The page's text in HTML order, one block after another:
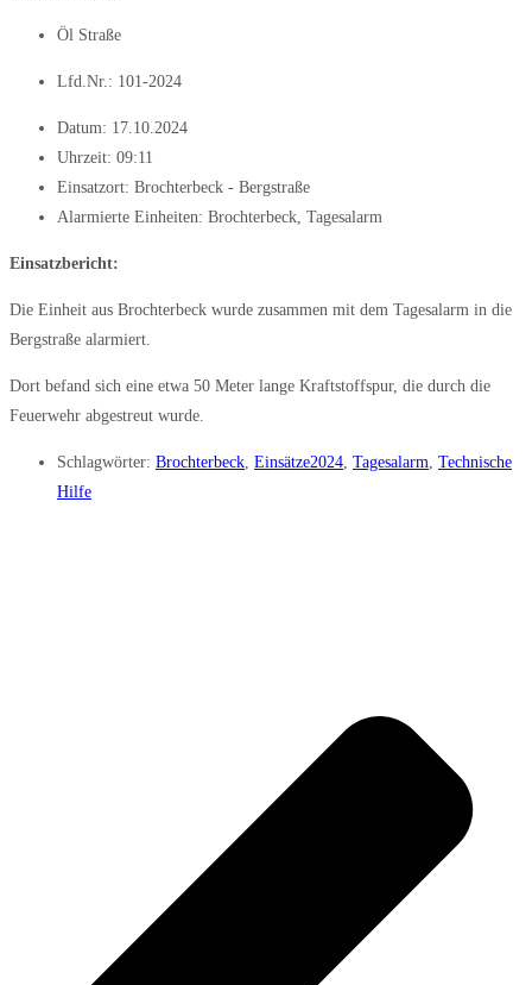
Öl Straße
Lfd.Nr.: 101-2024
Datum: 17.10.2024
Uhrzeit: 09:11
Einsatzort: Brochterbeck - Bergstraße
Alarmierte Einheiten: Brochterbeck, Tagesalarm
Einsatzbericht:
Die Einheit aus Brochterbeck wurde zusammen mit dem Tagesalarm in die
Bergstraße alarmiert.
Dort befand sich eine etwa 50 Meter lange Kraftstoffspur, die durch die
Feuerwehr abgestreut wurde.
Schlagwörter: Brochterbeck, Einsätze2024, Tagesalarm, Technische
Hilfe